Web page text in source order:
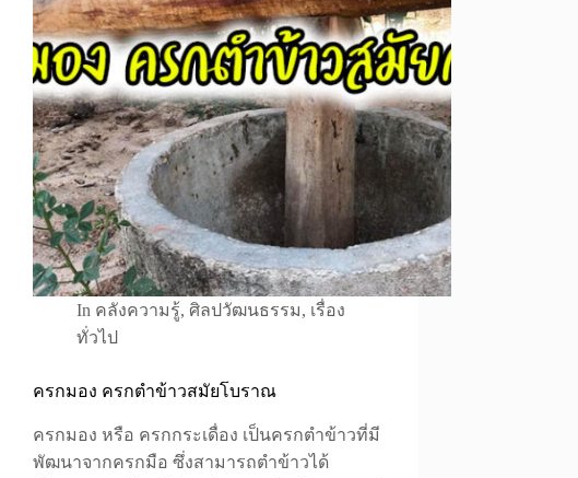
In คลังความรู้,ศิลปวัฒนธรรม, เรื่อง
ทั่วไป
ครกมอง ครกตำข้าวสมัยโบราณ
ครกมอง หรือ ครกกระเดื่อง เป็นครกตำข้าวที่มี
พัฒนาจากครกมือ ซึ่งสามารถตำข้าวได้